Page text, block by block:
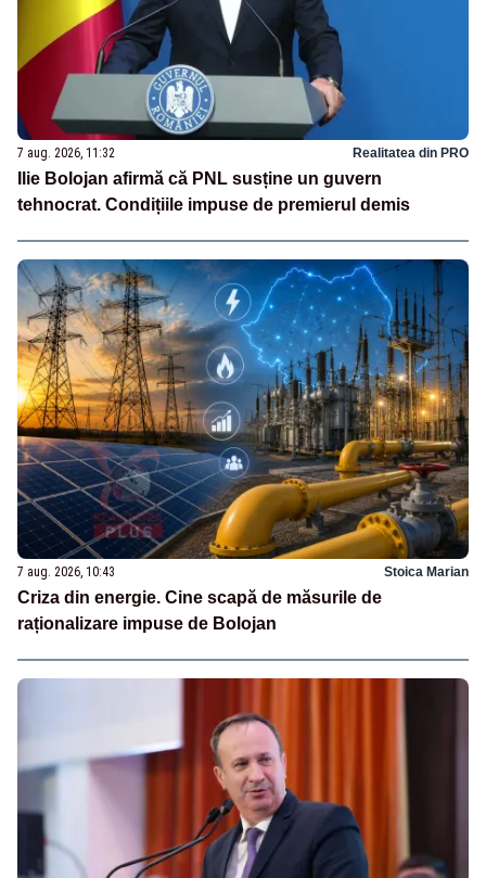
7 aug. 2026, 11:32 Realitatea din PRO
Ilie Bolojan afirmă că PNL susține un guvern
tehnocrat. Condițiile impuse de premierul demis
7 aug. 2026, 10:43 Stoica Marian
Criza din energie. Cine scapă de măsurile de
raționalizare impuse de Bolojan